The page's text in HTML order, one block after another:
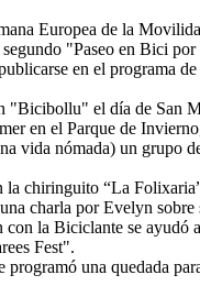
Europea de la
"Paseo en Bici
en el programa
"Bicibollu" el día de San
en el Parque de
vida nómada) un grupo
la chiringuito “La
charla por Evelyn
la Biciclante se ayudó
Fest".
una quedada